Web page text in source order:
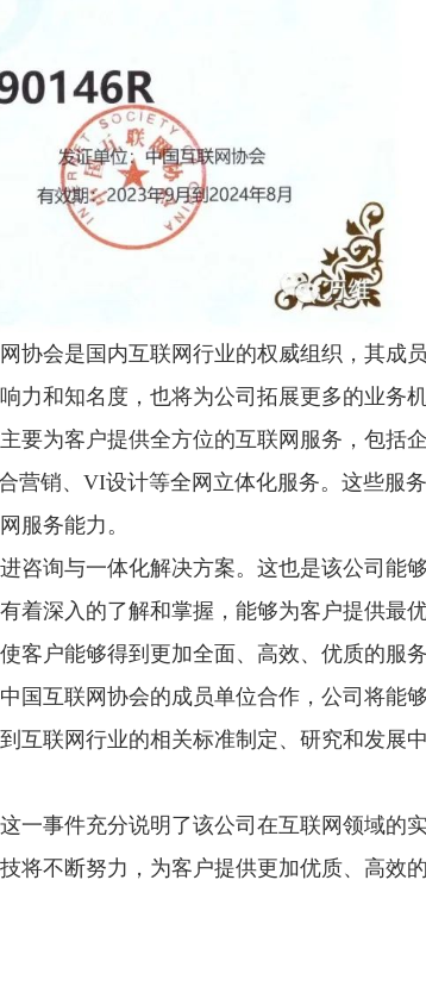
协会是国内互联网行业的权威组织，其成
和知名度，也将为公司拓展更多的业务机
要为客户提供全方位的互联网服务，包括
营销、VI设计等全网立体化服务。这些服
服务能力。
咨询与一体化解决方案。这也是该公司能
着深入的了解和掌握，能够为客户提供最
户能够得到更加全面、高效、优质的服务
国互联网协会的成员单位合作，公司将能
互联网行业的相关标准制定、研究和发展
一事件充分说明了该公司在互联网领域的
将不断努力，为客户提供更加优质、高效